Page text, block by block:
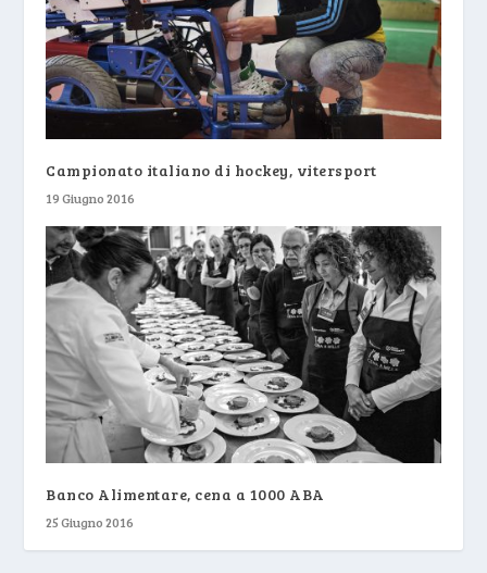
Campionato italiano di hockey, vitersport
19 Giugno 2016
Banco Alimentare, cena a 1000 ABA
25 Giugno 2016